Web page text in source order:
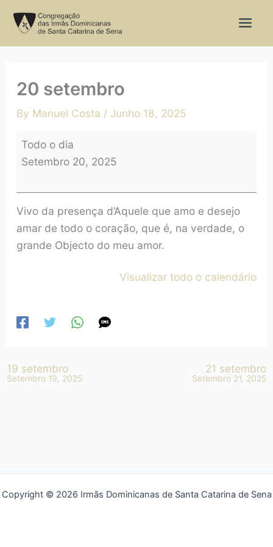
20 setembro
By Manuel Costa / Junho 18, 2025
setembro
Todo o dia
Setembro 20, 2025
Vivo da presença d’Aquele que amo e desejo
amar de todo o coração, que é, na verdade, o
grande Objecto do meu amor.
Visualizar todo o calendário
19 setembro
Setembro 19, 2025
21 setembro
Setembro 21, 2025
Copyright © 2026 Irmãs Dominicanas de Santa Catarina de Sena